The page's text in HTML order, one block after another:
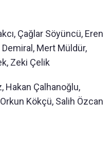
Çağlar Söyüncü, Eren
Demiral, Mert Müldür,
Zeki Çelik
Hakan Çalhanoğlu,
Kökçü, Salih Özcan